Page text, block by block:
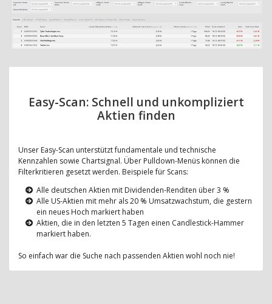
Easy-Scan: Schnell und unkompliziert
Aktien finden
Unser Easy-Scan unterstützt fundamentale und technische
Kennzahlen sowie Chartsignal. Über Pulldown-Menüs können die
Filterkritieren gesetzt werden. Beispiele für Scans:
Alle deutschen Aktien mit Dividenden-Renditen über 3 %
Alle US-Aktien mit mehr als 20 % Umsatzwachstum, die gestern
ein neues Hoch markiert haben
Aktien, die in den letzten 5 Tagen einen Candlestick-Hammer
markiert haben.
So einfach war die Suche nach passenden Aktien wohl noch nie!